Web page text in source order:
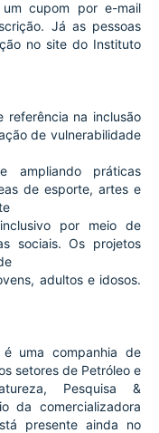
cupom por e-mail
Já as pessoas
no site do Instituto
referência na inclusão
de vulnerabilidade
ampliando práticas
de esporte, artes e
por meio de
sociais. Os projetos
adultos e idosos.
uma companhia de
setores de Petróleo e
Pesquisa &
da comercializadora
presente ainda no